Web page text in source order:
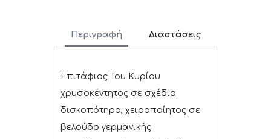
Περιγραφή Διαστάσεις
Επιτάφιος Του Κυρίου
χρυσοκέντητος σε σχέδιο
δισκοπότηρο, χειροποίητος σε
βελούδο γερμανικής